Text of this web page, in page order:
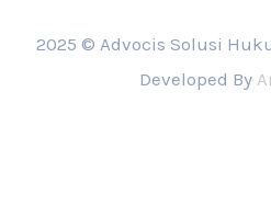
2025 © Advocis Solusi
Developed By